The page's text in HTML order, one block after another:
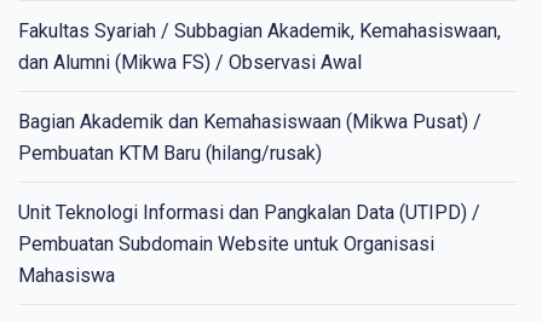
Fakultas Syariah / Subbagian Akademik, Kemahasiswaan,
dan Alumni (Mikwa FS) / Observasi Awal
Bagian Akademik dan Kemahasiswaan (Mikwa Pusat) /
Pembuatan KTM Baru (hilang/rusak)
Unit Teknologi Informasi dan Pangkalan Data (UTIPD) /
Pembuatan Subdomain Website untuk Organisasi
Mahasiswa